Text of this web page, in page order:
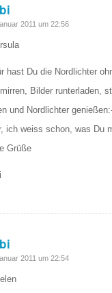
2011 um 22:56
hast Du die Nordlichter
Bilder runterladen,
und Nordlichter
ich weiss schon, was Du
Grüße
2011 um 22:54